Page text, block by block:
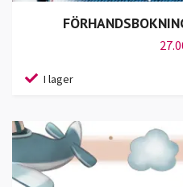
I lager